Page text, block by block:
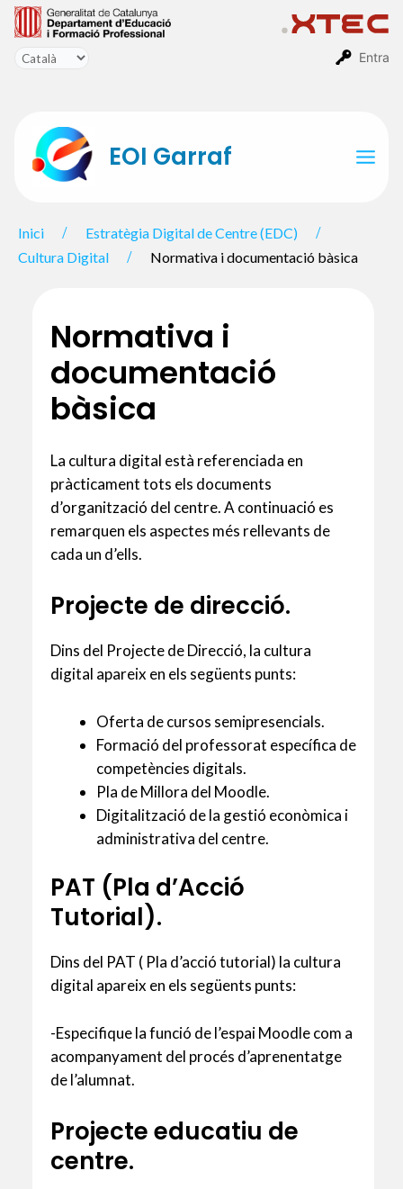
Entra
Vés
contingut
EOI Garraf
Inici
Estratègia Digital de Centre (EDC)
Cultura Digital
Normativa i documentació bàsica
Normativa i
documentació
bàsica
La cultura digital està referenciada en
pràcticament tots els documents
d’organització del centre. A continuació es
remarquen els aspectes més rellevants de
cada un d’ells.
Projecte de direcció.
Dins del Projecte de Direcció, la cultura
digital apareix en els següents punts:
Oferta de cursos semipresencials.
Formació del professorat específica de
competències digitals.
Pla de Millora del Moodle.
Digitalització de la gestió econòmica i
administrativa del centre.
PAT (Pla d’Acció
Tutorial).
Dins del PAT ( Pla d’acció tutorial) la cultura
digital apareix en els següents punts:
-Especifique la funció de l’espai Moodle com a
acompanyament del procés d’aprenentatge
de l’alumnat.
Projecte educatiu de
centre.